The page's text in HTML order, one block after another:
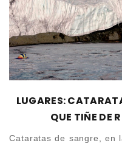
LUGARES:
QUE TIÑE DE
Cataratas de sangre, en